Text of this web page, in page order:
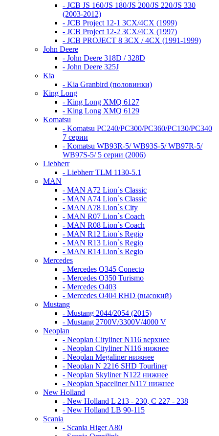
- JCB JS 160/JS 180/JS 200/JS 220/JS 330
(2003-2012)
- JCB Project 12-1 3CX/4CX (1999)
- JCB Project 12-2 3CX/4CX (1997)
- JCB PROJECT 8 3CX / 4CX (1991-1999)
John Deere
- John Deere 318D / 328D
- John Deere 325J
Kia
- Kia Granbird (половинки)
King Long
- King Long XMQ 6127
- King Long XMQ 6129
Komatsu
- Komatsu PC240/PC300/PC360/PC130/PC340
7 серии
- Komatsu WB93R-5/ WB93S-5/ WB97R-5/
WB97S-5/ 5 серии (2006)
Liebherr
- Liebherr TLM 1130-5.1
MAN
- MAN A72 Lion`s Classic
- MAN A74 Lion`s Classic
- MAN A78 Lion`s City
- MAN R07 Lion`s Coach
- MAN R08 Lion`s Coach
- MAN R12 Lion`s Regio
- MAN R13 Lion`s Regio
- MAN R14 Lion`s Regio
Mercedes
- Mercedes O345 Conectо
- Mercedes O350 Turismo
- Mercedes O403
- Mercedes O404 RHD (высокий)
Mustang
- Mustang 2044/2054 (2015)
- Mustang 2700V/3300V/4000 V
Neoplan
- Neoplan Cityliner N116 верхнее
- Neoplan Cityliner N116 нижнее
- Neoplan Megaliner нижнее
- Neoplan N 2216 SHD Tourliner
- Neoplan Skyliner N122 нижнее
- Neoplan Spaceliner N117 нижнее
New Holland
- New Holland L 213 - 230, C 227 - 238
- New Holland LB 90-115
Scania
- Scania Higer A80